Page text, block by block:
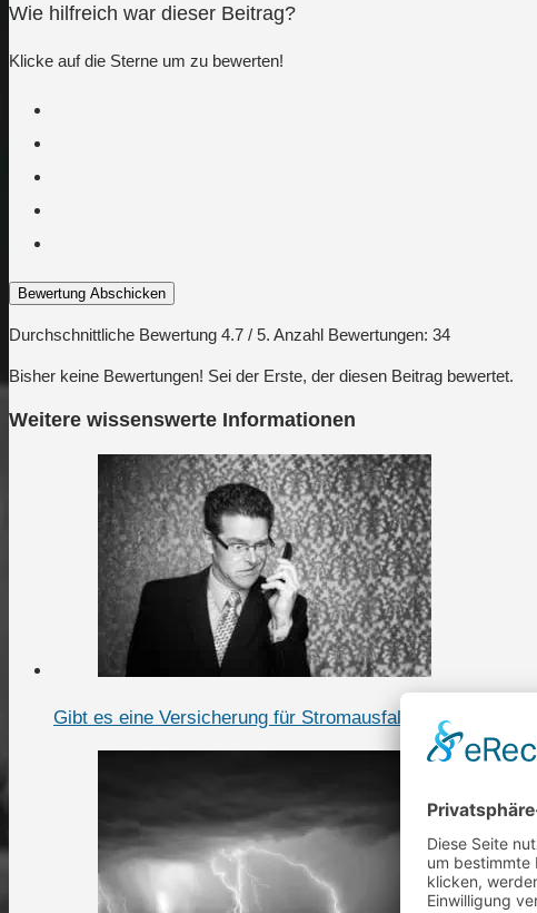
Wie hilfreich war dieser Beitrag?
Klicke auf die Sterne um zu bewerten!
Bewertung Abschicken
Durchschnittliche Bewertung 4.7 / 5. Anzahl Bewertungen: 34
Bisher keine Bewertungen! Sei der Erste, der diesen Beitrag bewertet.
Weitere wissenswerte Informationen
Gibt es eine Versicherung für Stromausfall?